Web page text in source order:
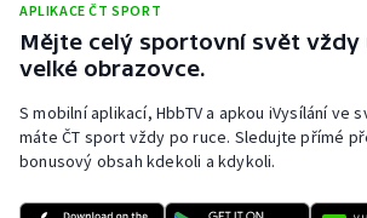
APLIKACE ČT SPORT
Mějte celý sportovní svět vždy
velké obrazovce.
S mobilní aplikací, HbbTV a apkou iVysílání ve
máte ČT sport vždy po ruce. Sledujte přímé
bonusový obsah kdekoli a kdykoli.